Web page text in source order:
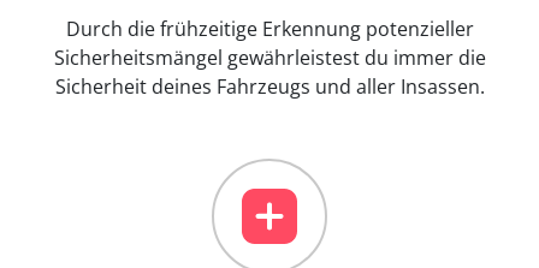
Durch die frühzeitige Erkennung potenzieller
Sicherheitsmängel gewährleistest du immer die
Sicherheit deines Fahrzeugs und aller Insassen.